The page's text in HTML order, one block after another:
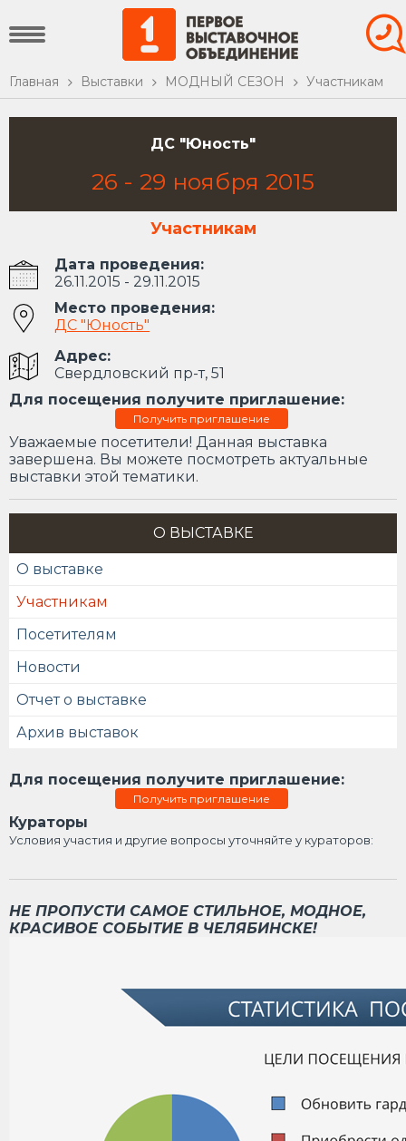
Главная Выставки МОДНЫЙ СЕЗОН Участникам
ДС "Юность"
26 - 29 ноября 2015
Участникам
Дата проведения:
26.11.2015 - 29.11.2015
Место проведения:
ДС "Юность"
Адрес:
Свердловский пр-т, 51
Для посещения получите приглашение:
Получить приглашение
Уважаемые посетители! Данная выставка
завершена. Вы можете посмотреть актуальные
выставки этой тематики.
О ВЫСТАВКЕ
О выставке
Участникам
Посетителям
Новости
Отчет о выставке
Архив выставок
Для посещения получите приглашение:
Получить приглашение
Кураторы
Условия участия и другие вопросы уточняйте у кураторов:
НЕ ПРОПУСТИ САМОЕ СТИЛЬНОЕ, МОДНОЕ,
КРАСИВОЕ СОБЫТИЕ В ЧЕЛЯБИНСКЕ!